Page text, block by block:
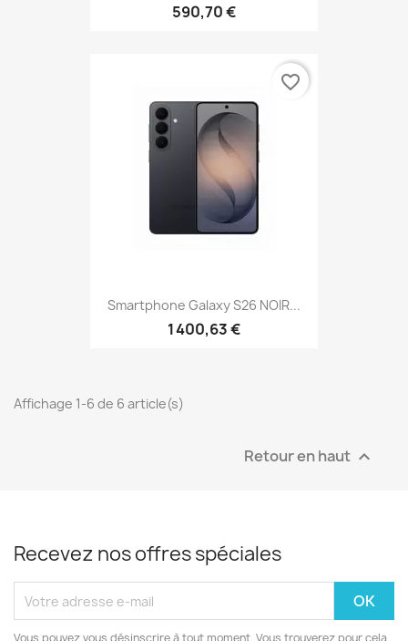
590,70 €
Smartphone Galaxy S26 NOIR...
1 400,63 €
favorite_border
Affichage 1-6 de 6 article(s)
Retour en haut 
Recevez nos offres spéciales